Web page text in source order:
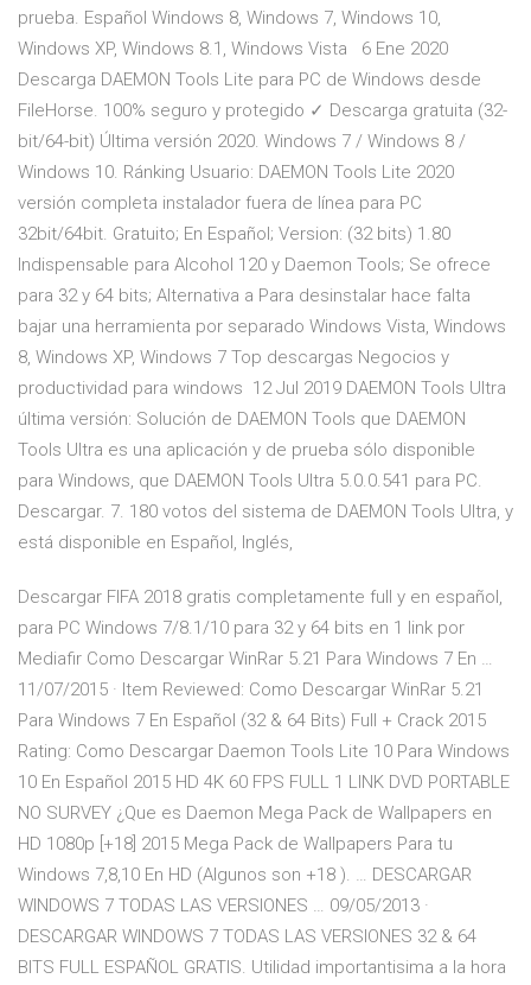
prueba. Español Windows 8, Windows 7, Windows 10,
Windows XP, Windows 8.1, Windows Vista 6 Ene 2020
Descarga DAEMON Tools Lite para PC de Windows desde
FileHorse. 100% seguro y protegido ✓ Descarga gratuita (32-
bit/64-bit) Última versión 2020. Windows 7 / Windows 8 /
Windows 10. Ránking Usuario: DAEMON Tools Lite 2020
versión completa instalador fuera de línea para PC
32bit/64bit. Gratuito; En Español; Version: (32 bits) 1.80
Indispensable para Alcohol 120 y Daemon Tools; Se ofrece
para 32 y 64 bits; Alternativa a Para desinstalar hace falta
bajar una herramienta por separado Windows Vista, Windows
8, Windows XP, Windows 7 Top descargas Negocios y
productividad para windows 12 Jul 2019 DAEMON Tools Ultra
última versión: Solución de DAEMON Tools que DAEMON
Tools Ultra es una aplicación y de prueba sólo disponible
para Windows, que DAEMON Tools Ultra 5.0.0.541 para PC.
Descargar. 7. 180 votos del sistema de DAEMON Tools Ultra, y
está disponible en Español, Inglés,
Descargar FIFA 2018 gratis completamente full y en español,
para PC Windows 7/8.1/10 para 32 y 64 bits en 1 link por
Mediafir Como Descargar WinRar 5.21 Para Windows 7 En …
11/07/2015 · Item Reviewed: Como Descargar WinRar 5.21
Para Windows 7 En Español (32 & 64 Bits) Full + Crack 2015
Rating: Como Descargar Daemon Tools Lite 10 Para Windows
10 En Español 2015 HD 4K 60 FPS FULL 1 LINK DVD PORTABLE
NO SURVEY ¿Que es Daemon Mega Pack de Wallpapers en
HD 1080p [+18] 2015 Mega Pack de Wallpapers Para tu
Windows 7,8,10 En HD (Algunos son +18 ). … DESCARGAR
WINDOWS 7 TODAS LAS VERSIONES … 09/05/2013 ·
DESCARGAR WINDOWS 7 TODAS LAS VERSIONES 32 & 64
BITS FULL ESPAÑOL GRATIS. Utilidad importantisima a la hora